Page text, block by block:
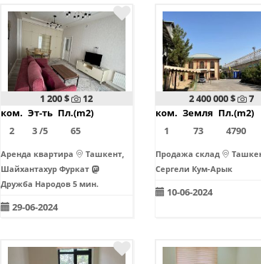
1 200 $
12
ком.
2
Эт-ть
3 /5
Пл.(m2)
65
Аренда квартира
Ташкент,
Шайхантахур Фуркат
Дружба Народов 5 мин.
29-06-2024
2 400 000 $
7
ком.
1
Земля
73
Пл.(m2)
4790
Продажа склад
Сергели Кум-Арык
10-06-2024